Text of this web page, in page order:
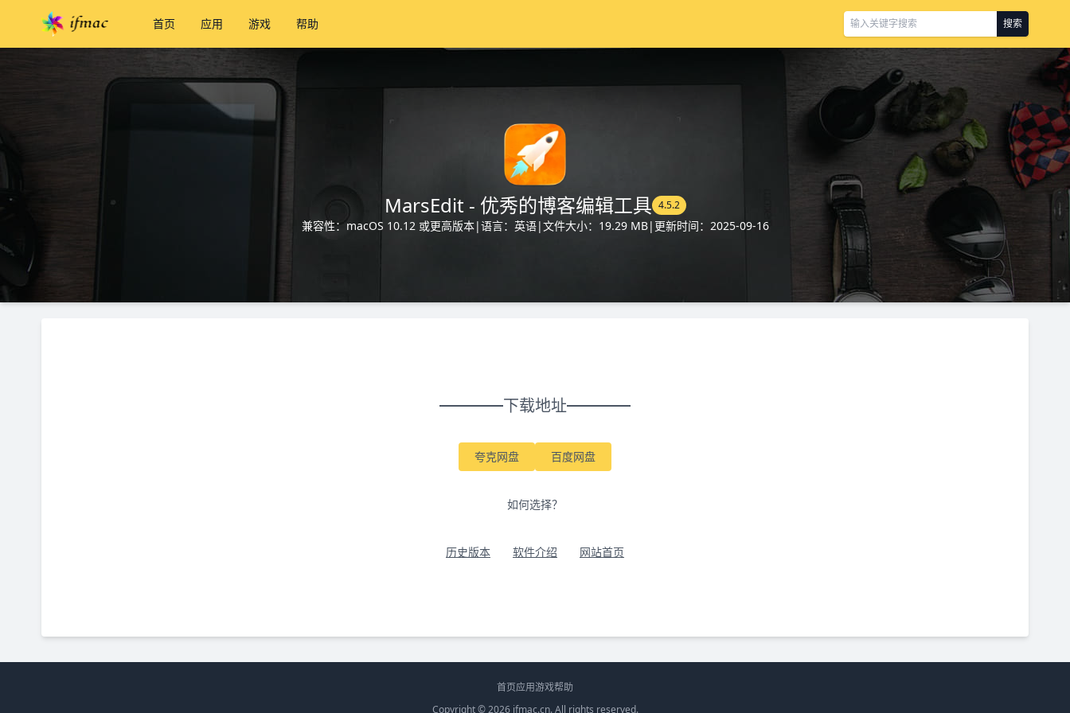
首页 应用 游戏 帮助 搜索
MarsEdit - 优秀的博客编辑工具 4.5.2
兼容性：macOS 10.12 或更高版本|语言：英语|文件大小：19.29 MB| 更新时间：2025-09-16
下载地址
夸克网盘 百度网盘
如何选择？
历史版本 软件介绍 网站首页
首页应用游戏帮助
Copyright © 2026 ifmac.cn. All rights reserved.